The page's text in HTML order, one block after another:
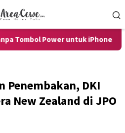
untuk iPhone dan Android
Penembakan, DKI
New Zealand di JPO